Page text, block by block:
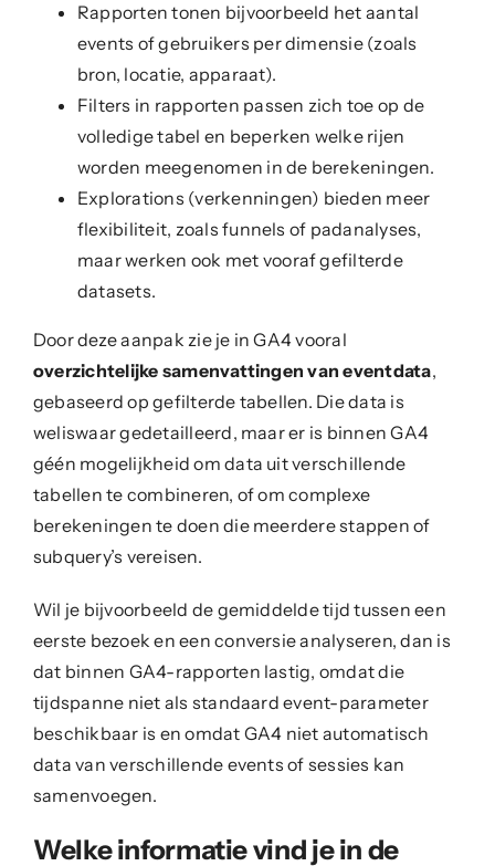
Rapporten tonen bijvoorbeeld het aantal
events of gebruikers per dimensie (zoals
bron, locatie, apparaat).
Filters in rapporten passen zich toe op de
volledige tabel en beperken welke rijen
worden meegenomen in de berekeningen.
Explorations (verkenningen) bieden meer
flexibiliteit, zoals funnels of padanalyses,
maar werken ook met vooraf gefilterde
datasets.
Door deze aanpak zie je in GA4 vooral
overzichtelijke samenvattingen van eventdata,
gebaseerd op gefilterde tabellen. Die data is
weliswaar gedetailleerd, maar er is binnen GA4
géén mogelijkheid om data uit verschillende
tabellen te combineren, of om complexe
berekeningen te doen die meerdere stappen of
subquery’s vereisen.
Wil je bijvoorbeeld de gemiddelde tijd tussen een
eerste bezoek en een conversie analyseren, dan is
dat binnen GA4-rapporten lastig, omdat die
tijdspanne niet als standaard event-parameter
beschikbaar is en omdat GA4 niet automatisch
data van verschillende events of sessies kan
samenvoegen.
Welke informatie vind je in de